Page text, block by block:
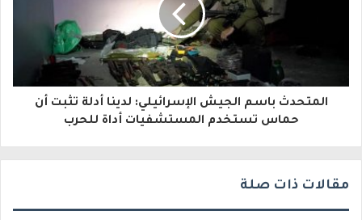
المتحدث باسم الجيش الإسرائيلي: لدينا أدلة تثبت أن
حماس تستخدم المستشفيات أداة للحرب
مقالات ذات صلة